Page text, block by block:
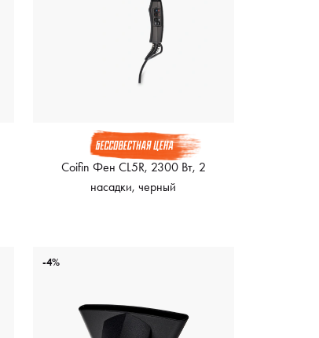
Coifin Фен CL5R, 2300 Вт, 2
насадки, черный
-4%